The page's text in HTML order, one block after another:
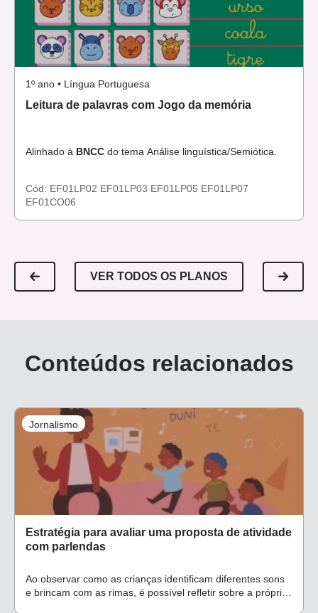
1º ano • Língua Portuguesa
Leitura de palavras com Jogo da memória
Alinhado à BNCC do tema Análise linguística/Semiótica.
Cód: EF01LP02 EF01LP03 EF01LP05 EF01LP07
EF01CO06
VER TODOS OS PLANOS
Conteúdos relacionados
Jornalismo
Estratégia para avaliar uma proposta de atividade
com parlendas
Ao observar como as crianças identificam diferentes sons
e brincam com as rimas, é possível refletir sobre a própria